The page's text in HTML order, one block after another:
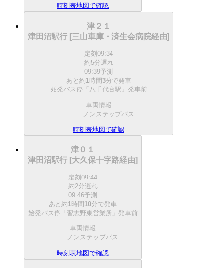
時刻表地図で確認
津２１
津田沼駅行 [三山車庫・済生会病院経由]
定刻 09:34
約5分遅れ
09:39予測
あと約1時間3分で発車
始発バス停「八千代台駅」発車前
車両情報
ノンステップバス
時刻表地図で確認
津０１
津田沼駅行 [大久保十字路経由]
定刻 09:44
約2分遅れ
09:46予測
あと約1時間 10分で発車
始発バス停「習志野東営業所」発車前
車両情報
ノンステップバス
時刻表地図で確認